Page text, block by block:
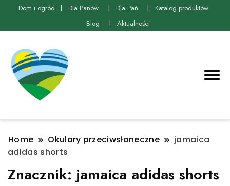
Dom i ogród Dla Panów Dla Pań
Katalog produktów
Blog
Aktualności
Home Okulary przeciwsłoneczne
jamaica
adidas shorts
Znacznik:jamaica adidas shorts